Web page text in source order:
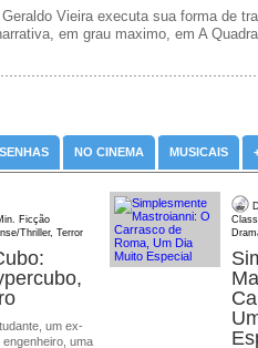
Vieira executa sua forma de
em grau maximo, em A
NO CINEMA MUSICAIS
Ficção
Thriller, Terror
um ex-
uma